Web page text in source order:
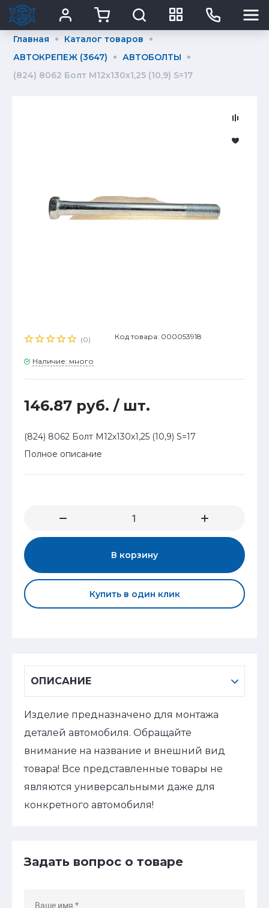
Главная
Каталог товаров
АВТОКРЕПЕЖ (3647)
АВТОБОЛТЫ
(824) 8062 Болт М12х130х1,25 (10,9) S=17
(0) Код товара: 000053918
Наличие: много
146.87 руб. / шт.
(824) 8062 Болт М12х130х1,25 (10,9) S=17
Полное описание
В корзину
Купить в один клик
ОПИСАНИЕ
Изделие предназначено для монтажа
деталей автомобиля. Обращайте
внимание на название и внешний вид
товара! Все представленные товары не
являются универсальными даже для
конкретного автомобиля!
Задать вопрос о товаре